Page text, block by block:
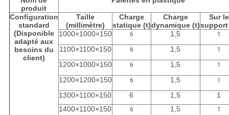
produit
Configuration
standard
(Disponible
adapté aux
besoins du
client)
Taille
(millimètre)
Charge
statique (t)
Charge
dynamique (t)
Sur le
1000×1000×150
6 1,5 1
1100×1100×150 6 1,5 1
1200×1000×150 6 1,5 1
1200×1200×150 6 1,5 1
1300×1100×150 6 1,5
1
1400×1100×150
6 1,5 1